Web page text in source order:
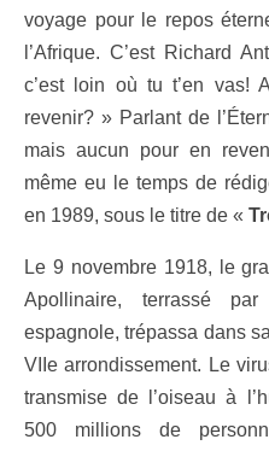
voyage pour le repos
l’Afrique. C’est Richard
c’est loin où tu t’en vas!
revenir? » Parlant de
mais aucun pour en
même eu le temps de
en 1989, sous le titre de «
Le 9 novembre 1918, le
Apollinaire, terrassé
espagnole, trépassa dans
VIIe arrondissement. Le
transmise de l’oiseau à
500 millions de